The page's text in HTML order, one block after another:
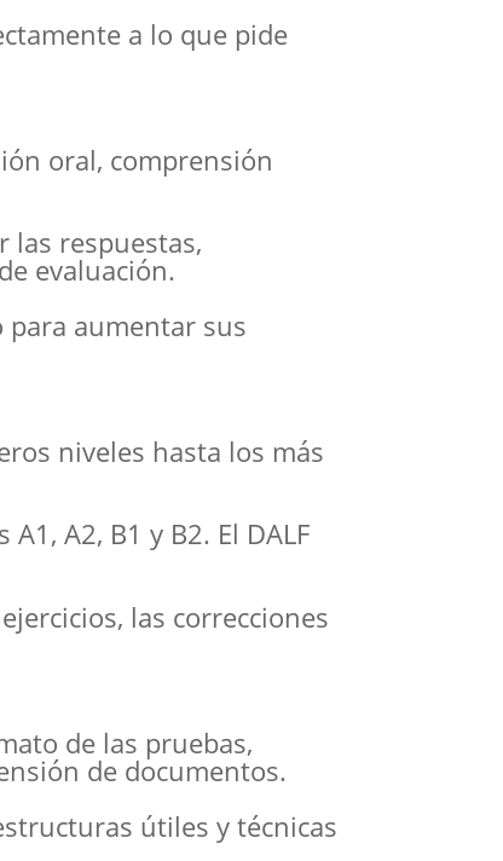
a lo que pide
oral, comprensión
las respuestas,
evaluación.
para aumentar sus
niveles hasta los más
A2, B1 y B2. El DALF
las correcciones
de las pruebas,
de documentos.
útiles y técnicas